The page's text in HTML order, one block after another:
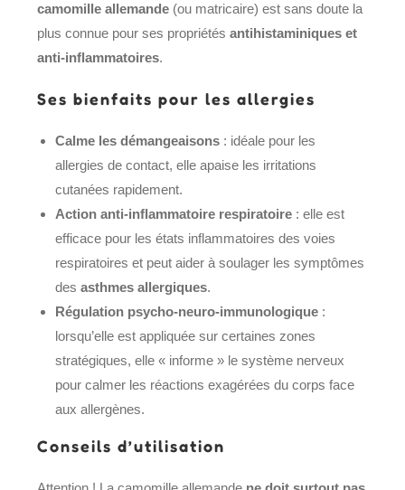
camomille allemande (ou matricaire) est sans doute la
plus connue pour ses propriétésantihistaminiques et
anti-inflammatoires.
Ses bienfaits pour les allergies
Calme les démangeaisons : idéale pour les
allergies de contact, elle apaise les irritations
cutanées rapidement.
Action anti-inflammatoire respiratoire : elle est
efficace pour les états inflammatoires des voies
respiratoires et peut aider à soulager les symptômes
desasthmes allergiques.
Régulation psycho-neuro-immunologique :
lorsqu’elle est appliquée sur certaines zones
stratégiques, elle « informe » le système nerveux
pour calmer les réactions exagérées du corps face
aux allergènes.
Conseils d’utilisation